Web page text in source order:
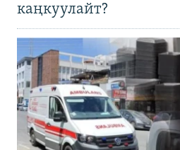
каңкуулайт?